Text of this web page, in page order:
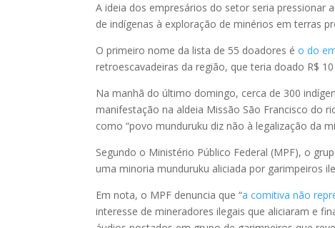
A ideia dos empresários do setor seria pressionar
de indígenas à exploração de minérios em terras
O primeiro nome da lista de 55 doadores é o do
retroescavadeiras da região, que teria doado R$
Na manhã do último domingo, cerca de 300
manifestação na aldeia Missão São Francisco do
como “povo munduruku diz não à legalização da
Segundo o Ministério Público Federal (MPF), o
uma minoria munduruku aliciada por garimpeiros
Em nota, o MPF denuncia que “a comitiva não
interesse de mineradores ilegais que aliciaram e